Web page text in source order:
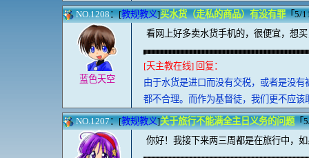
NO.1208：[教规教义]买水货（走私的商品）有没有罪「5/
蓝色天空
看网上好多卖水货手机的，很便宜，想
[天主教在线] 回复：
由于水货是进口而没有交税，或者是没
都不合理。而作为基督徒，我们更不应该
NO.1207：[教规教义]关于旅行不能满全主日义务的问题「
你好！我接下来两三周都是在旅行中，